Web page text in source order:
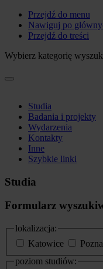
Przejdź do menu
Nawiguj po
Przejdź do treści
Wybierz kategorię
Studia
Badania i projekty
Wydarzenia
Kontakty
Inne
Szybkie linki
Studia
Formularz
lokalizacja:
Katowice
poziom studiów: